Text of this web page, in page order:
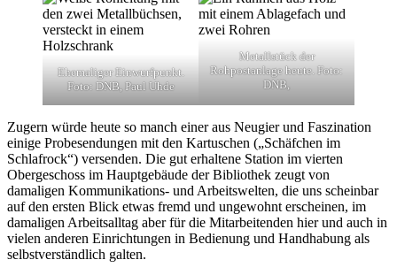
Ehemaliger Einwurfpunkt.
Foto: DNB, Paul Uhde
Metallstück der
Rohpostanlage heute. Foto:
DNB,
Zugern würde heute so manch einer aus Neugier und Faszination
einige Probesendungen mit den Kartuschen („Schäfchen im
Schlafrock“) versenden. Die gut erhaltene Station im vierten
Obergeschoss im Hauptgebäude der Bibliothek zeugt von
damaligen Kommunikations- und Arbeitswelten, die uns scheinbar
auf den ersten Blick etwas fremd und ungewohnt erscheinen, im
damaligen Arbeitsalltag aber für die Mitarbeitenden hier und auch in
vielen anderen Einrichtungen in Bedienung und Handhabung als
selbstverständlich galten.